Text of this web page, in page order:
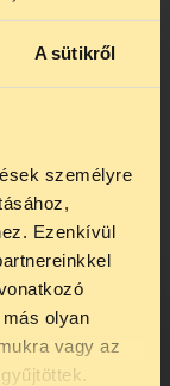
A sütikről
személyre
Ezenkívül
olyan
vagy az
a jogi
az
kritizálják